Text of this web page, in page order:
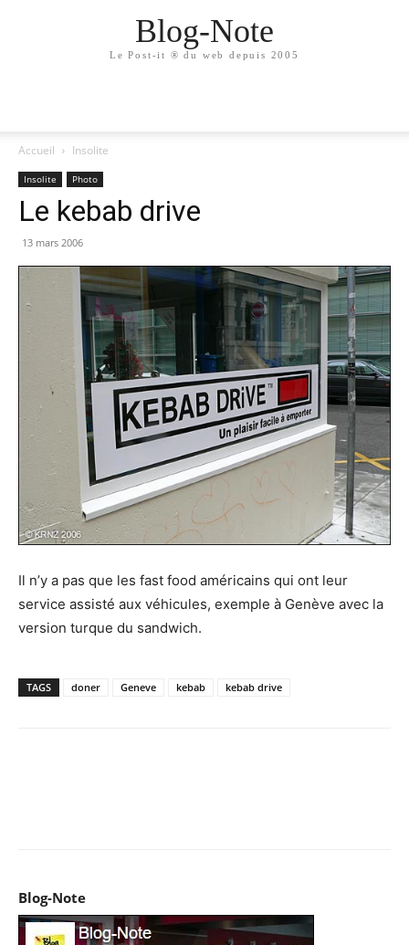
Blog-Note
Le Post-it ® du web depuis 2005
Accueil Insolite
Insolite Photo
Le kebab drive
13 mars 2006
Il n’y a pas que les fast food américains qui ont leur
service assisté aux véhicules, exemple à Genève avec la
version turque du sandwich.
TAGS doner Geneve kebab kebab drive
Blog-Note